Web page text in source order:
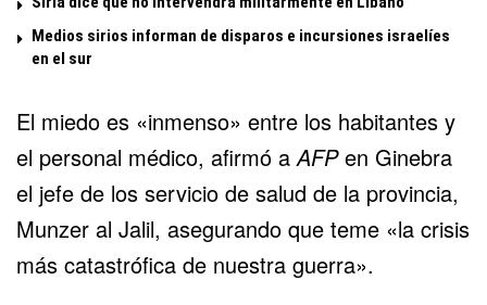
Medios sirios informan de disparos e incursiones israelíes
en el sur
El miedo es «inmenso» entre los habitantes y
el personal médico, afirmó aAFPen Ginebra
el jefe de los servicio de salud de la provincia,
Munzer al Jalil, asegurando que teme «la crisis
más catastrófica de nuestra guerra».